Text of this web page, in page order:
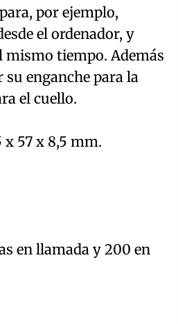
por ejemplo,
el ordenador, y
mismo tiempo. Además
su enganche para la
el cuello.
x 57 x 8,5 mm.
en llamada y 200 en